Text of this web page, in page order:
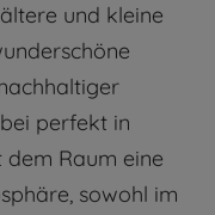
und kleine
perfekt in
Raum eine
sowohl im